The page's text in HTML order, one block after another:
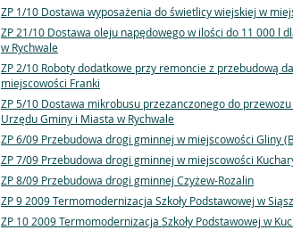
ZP 1/10 Dostawa wyposażenia do świetlicy wiejskiej w
ZP 21/10 Dostawa oleju napędowego w ilości do 11 000 l
w Rychwale
ZP 2/10 Roboty dodatkowe przy remoncie z przebudową
miejscowości Franki
ZP 5/10 Dostawa mikrobusu przezanczonego do
Urzędu Gminy i Miasta w Rychwale
ZP 6/09 Przebudowa drogi gminnej w miejscowości Gliny
ZP 7/09 Przebudowa drogi gminnej w miejscowości
ZP 8/09 Przebudowa drogi gminnej Czyżew-Rozalin
ZP 9 2009 Termomodernizacja Szkoły Podstawowej w
ZP 10 2009 Termomodernizacja Szkoły Podstawowej w